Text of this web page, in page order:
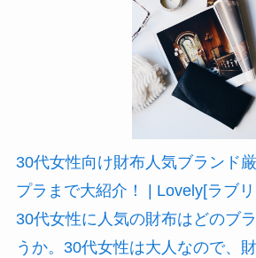
30代女性向け財布人気ブランド
プラまで大紹介！ | Lovely[ラブ
30代女性に人気の財布はどのブ
うか。30代女性は大人なので、